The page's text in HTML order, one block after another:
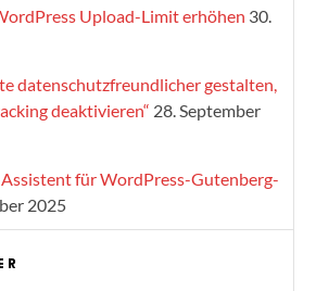
Upload-Limit erhöhen 30.
datenschutzfreundlicher gestalten,
deaktivieren“ 28. September
für WordPress-Gutenberg-
2025